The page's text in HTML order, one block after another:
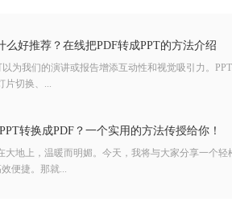
么好推荐？在线把PDF转成PPT的方法介绍
我们的演讲或报告增添互动性和视觉吸引力。
片切换、...
转换成PDF？一个实用的方法传授给你！
上，温暖而明媚。今天，我将与大家分享一个轻
便捷。那就...